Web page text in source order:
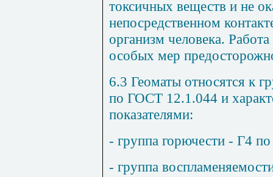
токсичных веществ и не
непосредственном
организм человека.
особых мер
6.3 Геоматы относятся к
по ГОСТ 12.1.044 и
показателями:
- группа горючести - Г4
- группа